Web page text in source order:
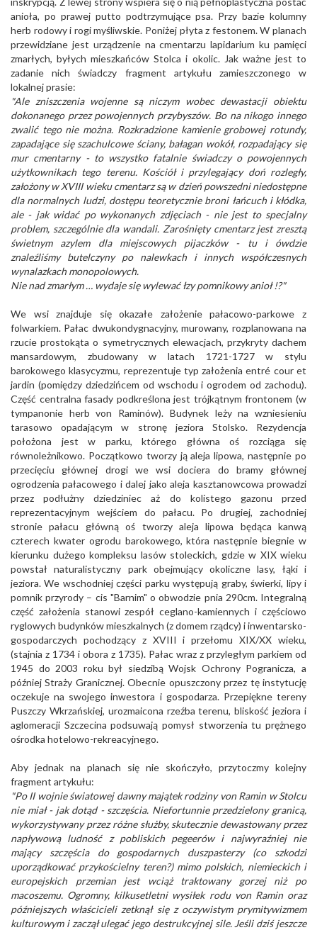
anioła, po prawej putto podtrzymujące psa. Przy bazie kolumny
herb rodowy i rogi myśliwskie. Poniżej płyta z festonem. W planach
przewidziane jest urządzenie na cmentarzu lapidarium ku pamięci
zmarłych, byłych mieszkańców Stolca i okolic. Jak ważne jest to
zadanie nich świadczy fragment artykułu zamieszczonego w
lokalnej prasie:
"Ale zniszczenia wojenne są niczym wobec dewastacji obiektu
dokonanego przez powojennych przybyszów. Bo na nikogo innego
zwalić tego nie można. Rozkradzione kamienie grobowej rotundy,
zapadające się szachulcowe ściany, bałagan wokół, rozpadający się
mur cmentarny - to wszystko fatalnie świadczy o powojennych
użytkownikach tego terenu. Kościół i przylegający doń rozległy,
założony w XVIII wieku cmentarz są w dzień powszedni niedostępne
dla normalnych ludzi, dostępu teoretycznie broni łańcuch i kłódka,
ale - jak widać po wykonanych zdjęciach - nie jest to specjalny
problem, szczególnie dla wandali. Zarośnięty cmentarz jest zresztą
świetnym azylem dla miejscowych pijaczków - tu i ówdzie
znaleźliśmy butelczyny po nalewkach i innych współczesnych
wynalazkach monopolowych.
Nie nad zmarłym … wydaje się wylewać łzy pomnikowy anioł !?"
We wsi znajduje się okazałe założenie pałacowo-parkowe z
folwarkiem. Pałac dwukondygnacyjny, murowany, rozplanowana na
rzucie prostokąta o symetrycznych elewacjach, przykryty dachem
mansardowym, zbudowany w latach 1721-1727 w stylu
barokowego klasycyzmu, reprezentuje typ założenia entré cour et
jardin (pomiędzy dziedzińcem od wschodu i ogrodem od zachodu).
Część centralna fasady podkreślona jest trójkątnym frontonem (w
tympanonie herb von Raminów). Budynek leży na wzniesieniu
tarasowo opadającym w stronę jeziora Stolsko. Rezydencja
położona jest w parku, którego główna oś rozciąga się
równoleżnikowo. Początkowo tworzy ją aleja lipowa, następnie po
przecięciu głównej drogi we wsi dociera do bramy głównej
ogrodzenia pałacowego i dalej jako aleja kasztanowcowa prowadzi
przez podłużny dziedziniec aż do kolistego gazonu przed
reprezentacyjnym wejściem do pałacu. Po drugiej, zachodniej
stronie pałacu główną oś tworzy aleja lipowa będąca kanwą
czterech kwater ogrodu barokowego, która następnie biegnie w
kierunku dużego kompleksu lasów stoleckich, gdzie w XIX wieku
powstał naturalistyczny park obejmujący okoliczne lasy, łąki i
jeziora. We wschodniej części parku występują graby, świerki, lipy i
pomnik przyrody – cis "Barnim" o obwodzie pnia 290cm. Integralną
część założenia stanowi zespół ceglano-kamiennych i częściowo
ryglowych budynków mieszkalnych (z domem rządcy) i inwentarsko-
gospodarczych pochodzący z XVIII i przełomu XIX/XX wieku,
(stajnia z 1734 i obora z 1735). Pałac wraz z przyległym parkiem od
1945 do 2003 roku był siedzibą Wojsk Ochrony Pogranicza, a
później Straży Granicznej. Obecnie opuszczony przez tę instytucję
oczekuje na swojego inwestora i gospodarza. Przepiękne tereny
Puszczy Wkrzańskiej, urozmaicona rzeźba terenu, bliskość jeziora i
aglomeracji Szczecina podsuwają pomysł stworzenia tu prężnego
ośrodka hotelowo-rekreacyjnego.
Aby jednak na planach się nie skończyło, przytoczmy kolejny
fragment artykułu:
"Po II wojnie światowej dawny majątek rodziny von Ramin w Stolcu
nie miał - jak dotąd - szczęścia. Niefortunnie przedzielony granicą,
wykorzystywany przez różne służby, skutecznie dewastowany przez
napływową ludność z pobliskich pegeerów i najwyraźniej nie
mający szczęścia do gospodarnych duszpasterzy (co szkodzi
uporządkować przykościelny teren?) mimo polskich, niemieckich i
europejskich przemian jest wciąż traktowany gorzej niż po
macoszemu. Ogromny, kilkusetletni wysiłek rodu von Ramin oraz
późniejszych właścicieli zetknął się z oczywistym prymitywizmem
kulturowym i zaczął ulegać jego destrukcyjnej sile. Jeśli dziś jeszcze